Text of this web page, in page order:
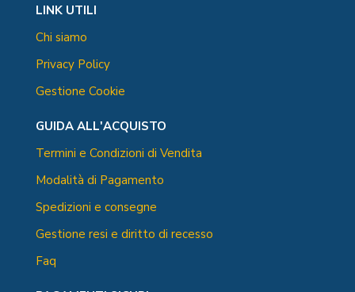
LINK UTILI
Chi siamo
Privacy Policy
Gestione Cookie
GUIDA ALL'ACQUISTO
Termini e Condizioni di Vendita
Modalità di Pagamento
Spedizioni e consegne
Gestione resi e diritto di recesso
Faq